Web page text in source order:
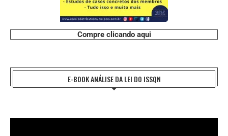
Compre clicando aqui
E-BOOK ANÁLISE DA LEI DO ISSQN